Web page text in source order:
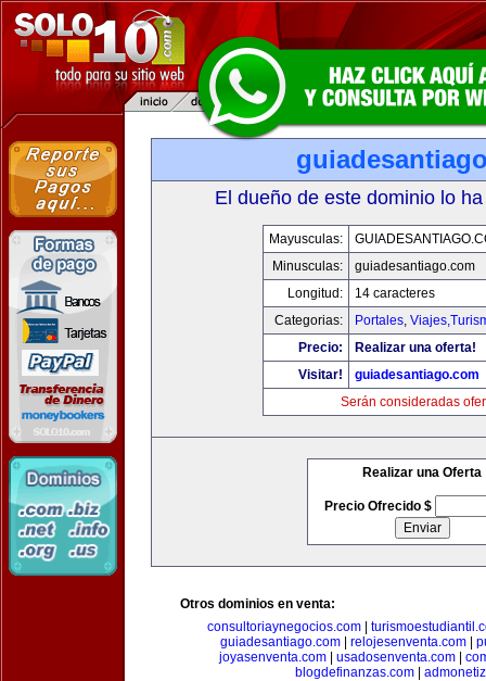
El dueño de este dominio lo
Mayusculas:
Minusculas:
guiadesantiago.com
Longitud:
14 caracteres
Categorias:
Portales,
Precio:
Realizar una oferta!
Visitar!
guiadesantiago.com
Serán consideradas
Realizar una Oferta
Precio Ofrecido $
Otros dominios en venta:
consultoriaynegocios.com
guiadesantiago.com| relojesenventa.com|
joyasenventa.com
usadosenventa.com
blogdefinanzas.com|